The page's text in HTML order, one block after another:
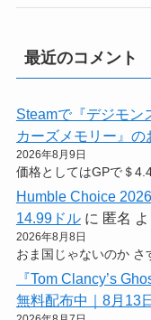
最近のコメント
Steamで『デジモン
カーズメモリー』の
2026年8月9日
価格としてはGPで＄
Humble Choice
14.99ドルに 匿名 よ
2026年8月8日
おま国じゃないのか さ
『Tom Clancy’s
無料配布中｜8月13